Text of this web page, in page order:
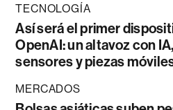
TECNOLOGÍA
Así será el primer
OpenAI: un altavoz con IA,
sensores y piezas
MERCADOS